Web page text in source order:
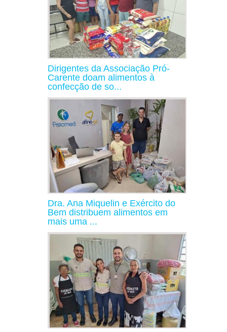
Dirigentes da Associação Pró-
Carente doam alimentos à
confecção de so...
Dra. Ana Miquelin e Exército do
Bem distribuem alimentos em
mais uma ...